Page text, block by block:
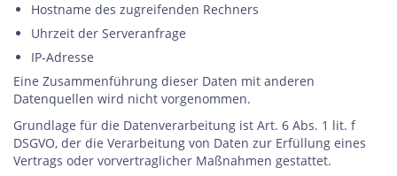
Hostname des zugreifenden Rechners
Uhrzeit der Serveranfrage
IP-Adresse
Eine Zusammenführung dieser Daten mit anderen
Datenquellen wird nicht vorgenommen.
Grundlage für die Datenverarbeitung ist Art. 6 Abs. 1 lit. f
DSGVO, der die Verarbeitung von Daten zur Erfüllung eines
Vertrags oder vorvertraglicher Maßnahmen gestattet.